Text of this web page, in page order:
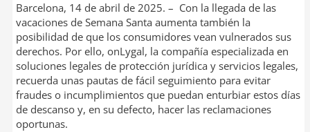
Barcelona, 14 de abril de 2025. – Con la llegada de las
vacaciones de Semana Santa aumenta también la
posibilidad de que los consumidores vean vulnerados sus
derechos. Por ello, onLygal, la compañía especializada en
soluciones legales de protección jurídica y servicios legales,
recuerda unas pautas de fácil seguimiento para evitar
fraudes o incumplimientos que puedan enturbiar estos días
de descanso y, en su defecto, hacer las reclamaciones
oportunas.